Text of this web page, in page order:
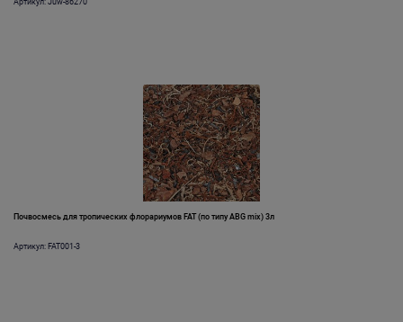
Артикул: Juw-86270
Почвосмесь для тропических флорариумов FAT (по типу ABG mix) 3л
Артикул: FAT001-3